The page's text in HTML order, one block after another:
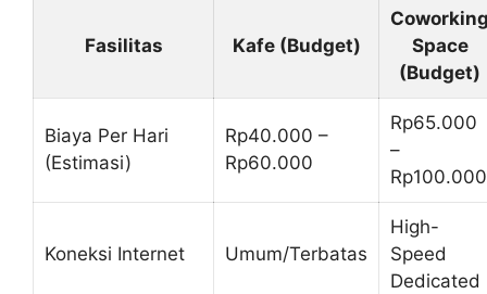
Fasilitas Kafe (Budget)
Space
(Budget)
Biaya Per Hari
(Estimasi)
Rp40.000 –
Rp60.000
Rp65.000
–
Rp100.000
Koneksi Internet Umum/Terbatas
High-
Speed
Dedicated